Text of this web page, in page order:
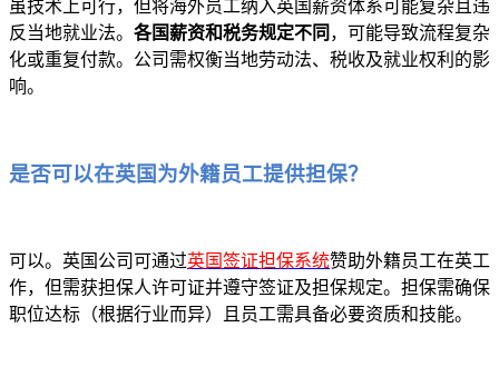
虽技术上可行，但将海外员工纳入英国薪资体系可能复杂且违
反当地就业法。 各国薪资和税务规定不同 ，可能导致流程复杂
化或重复付款。公司需权衡当地劳动法、税收及就业权利的影
响。
是否可以在英国为外籍员工提供担保？
可以。英国公司可通过英国签证担保系统赞助外籍员工在英工
作，但需获担保人许可证并遵守签证及担保规定。担保需确保
职位达标（根据行业而异）且员工需具备必要资质和技能。